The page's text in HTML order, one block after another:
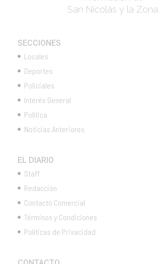
San Nicolás y la Zona
SECCIONES
Locales
Deportes
Policiales
Interés General
Política
Noticias Anteriores
EL DIARIO
Staff
Redacción
Contacto Comercial
Términos y Condiciones
Políticas de Privacidad